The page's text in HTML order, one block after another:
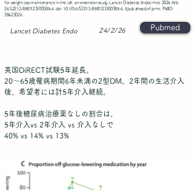
for weight loss maintenance in the UK: an extension study. Lancet Diabetes Endocrinol. 2024 Feb
26:S2213-8587(23)00385-6. doi: 10.1016/S2213-8587(23)00385-6. Epub ahead of print. PMID:
38423026.
24/2/26
Lancet Diabetes Endo Pubmed
英国DiRECT試験5年延長。
20〜65歳罹病期間6年未満の2型DM。2年間の生活介入
後、希望者には計5年介入継続。
5年後糖尿病治療薬なしの割合は、
5年介入vs 2年介入 vs 介入なしで
40% vs 14% vs 13%